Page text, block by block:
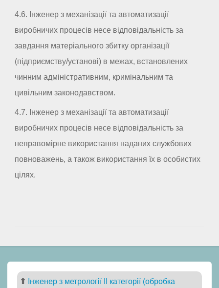
4.6. Інженер з механізації та автоматизації
виробничих процесів несе відповідальність за
завдання матеріального збитку організації
(підприємству/установі) в межах, встановлених
чинним адміністративним, кримінальним та
цивільним законодавством.
4.7. Інженер з механізації та автоматизації
виробничих процесів несе відповідальність за
неправомірне використання наданих службових
повноважень, а також використання їх в особистих
цілях.
⇑
Інженер з метрології II категорії (обробка